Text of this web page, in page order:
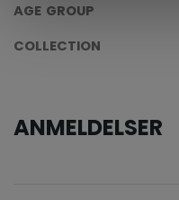
AGE GROUP
COLLECTION
ANMELDELSER